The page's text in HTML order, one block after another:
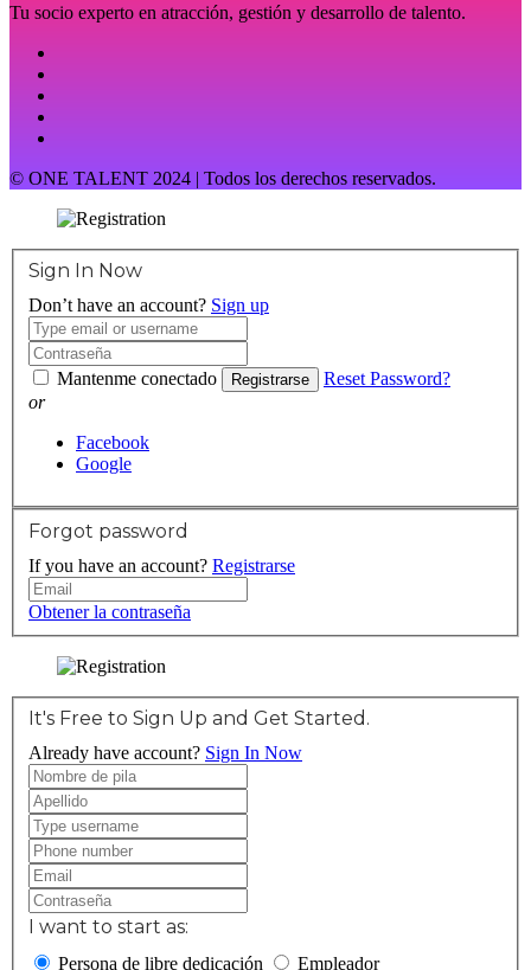
Tu socio experto en atracción, gestión y desarrollo de talento.
© ONE TALENT 2024 | Todos los derechos reservados.
Sign In Now
Don’t have an account? Sign up
Mantenme conectado Registrarse
Reset Password?
or
Facebook
Google
Forgot password
If you have an account? Registrarse
Obtener la contraseña
It's Free to Sign Up and Get Started.
Already have account? Sign In Now
I want to start as:
Persona de libre dedicación Empleador